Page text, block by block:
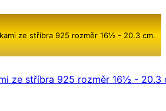
ze stříbra 925 rozměr 16½ - 20.3 cm.